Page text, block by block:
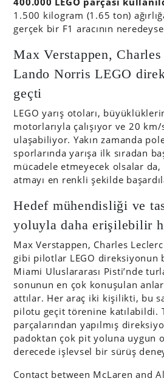
1.500 kilogram (1.65 ton)
gerçek bir F1 aracının
Max Verstappen,
Lando Norris LEGO
geçti
LEGO yarış otoları,
motorlarıyla çalışıyor ve 20
ulaşabiliyor. Yakın zamanda
sporlarında yarışa ilk sıradan
mücadele etmeyecek olsalar
atmayı en renkli şekilde
Hedef mühendisliği ve
yoluyla daha erişilebilir
Max Verstappen, Charles
gibi pilotlar LEGO direksiyonun
Miami Uluslararası Pisti’nde
sonunun en çok konuşulan
attılar. Her araç iki kişilikti, bu
pilotu geçit törenine katılabildi.
parçalarından yapılmış
padoktan çok pit yoluna uygun
derecede işlevsel bir sürüş
Contact between McLaren and